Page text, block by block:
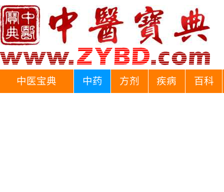
中医宝典 中药 方剂 疾病 百科